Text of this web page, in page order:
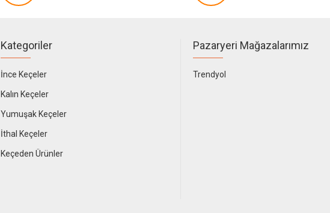
Kategoriler
İnce Keçeler
Kalın Keçeler
Yumuşak Keçeler
İthal Keçeler
Keçeden Ürünler
Pazaryeri Mağazalarımız
Trendyol